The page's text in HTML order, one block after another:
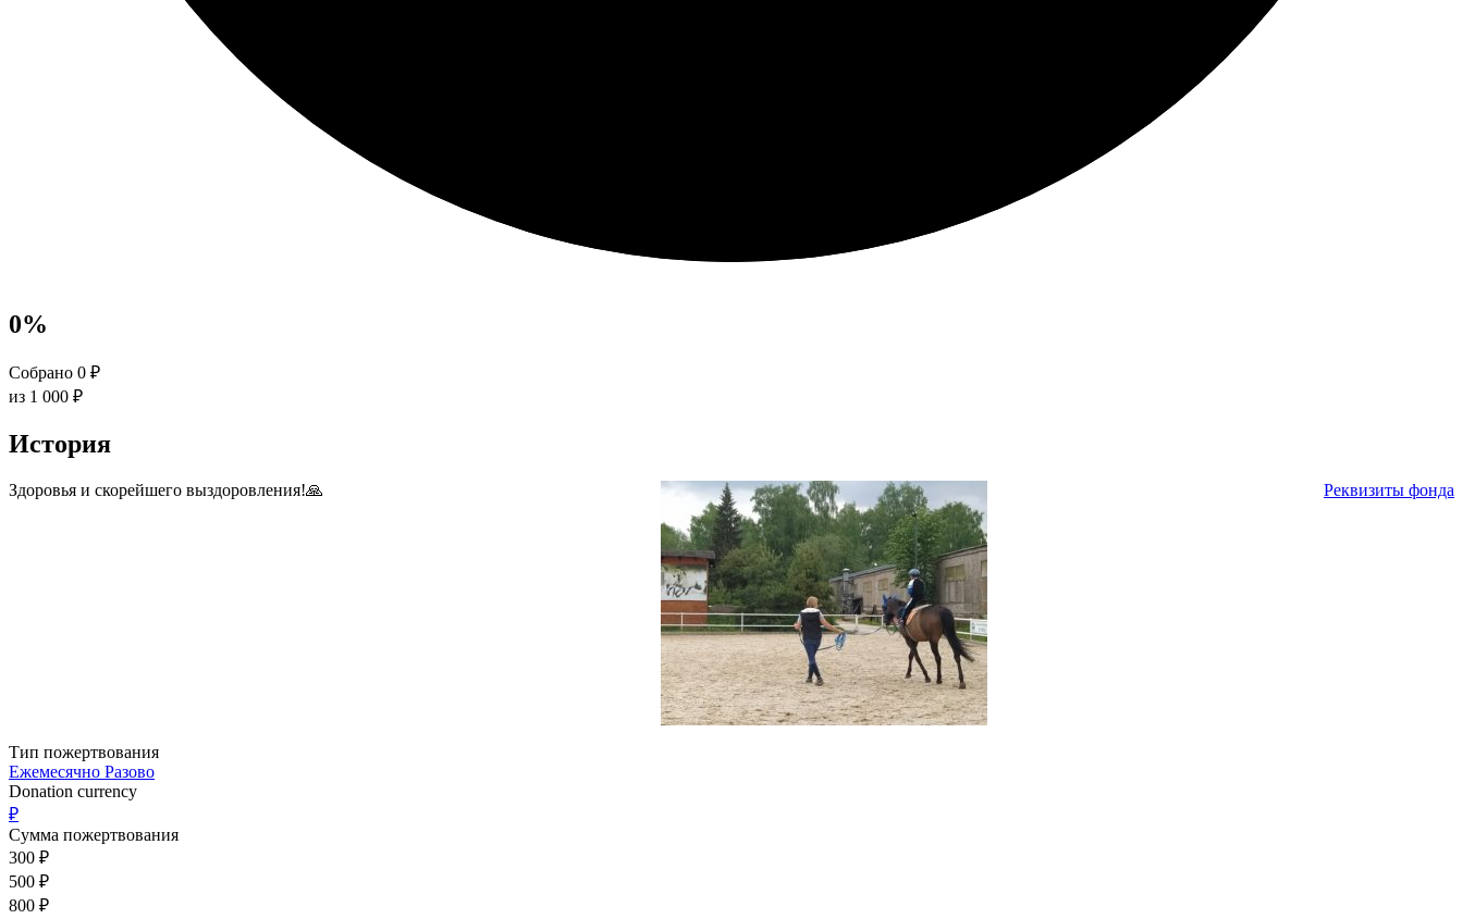
0%
Собрано 0 ₽
из 1 000 ₽
История
Здоровья и скорейшего выздоровления!🙏 Реквизиты фонда
Тип пожертвования
Ежемесячно Разово
Donation currency
₽
Сумма пожертвования
300 ₽
500 ₽
800 ₽